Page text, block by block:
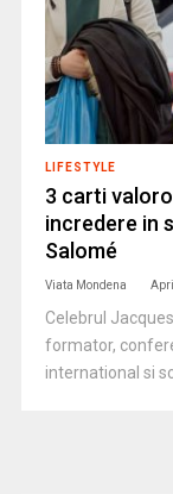
LIFESTYLE
3 carti
incredere in
Salomé
Viata Mondena
Celebrul
formator,
international si